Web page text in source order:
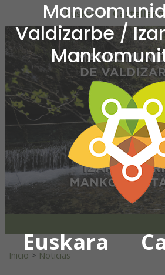
Valdizarbe /
Euskara
Ir al contenido
Euskera Castellano
Inicio > Noticias